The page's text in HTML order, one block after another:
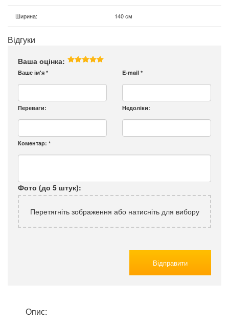
Ширина: 140 см
Відгуки
Ваша оцінка:
Ваше ім'я * E-mail *
Переваги: Недоліки:
Коментар: *
Фото (до 5 штук):
Перетягніть зображення або натисніть для вибору
Відправити
Опис: